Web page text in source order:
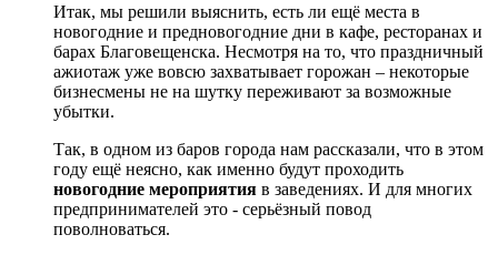
Итак, мы решили выяснить, есть ли ещё места в
новогодние и предновогодние дни в кафе, ресторанах и
барах Благовещенска. Несмотря на то, что праздничный
ажиотаж уже вовсю захватывает горожан – некоторые
бизнесмены не на шутку переживают за возможные
убытки.
Так, в одном из баров города нам рассказали, что в этом
году ещё неясно, как именно будут проходить
новогодние мероприятия в заведениях. И для многих
предпринимателей это - серьёзный повод
поволноваться.